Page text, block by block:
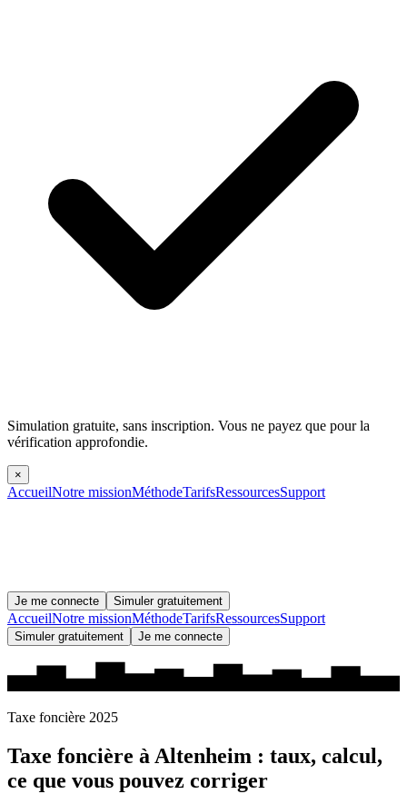
Simulation gratuite, sans inscription. Vous ne payez que pour la
vérification approfondie.
×
AccueilNotre missionMéthodeTarifsRessourcesSupport
Je me connecte Simuler gratuitement
AccueilNotre missionMéthodeTarifsRessourcesSupport
Simuler gratuitement Je me connecte
Taxe foncière 2025
Taxe foncière àAltenheim : taux, calcul,
ce que vous pouvez corriger